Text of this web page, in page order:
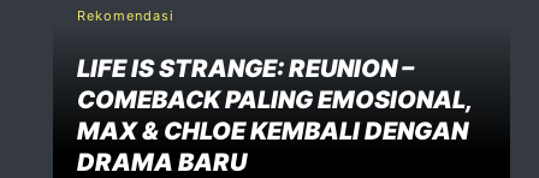
Rekomendasi
LIFE IS STRANGE: REUNION –
COMEBACK PALING EMOSIONAL,
MAX & CHLOE KEMBALI DENGAN
DRAMA BARU